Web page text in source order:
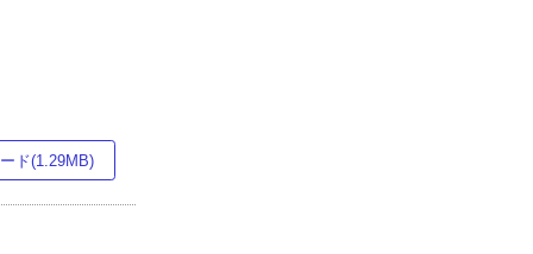
ド(1.29MB)